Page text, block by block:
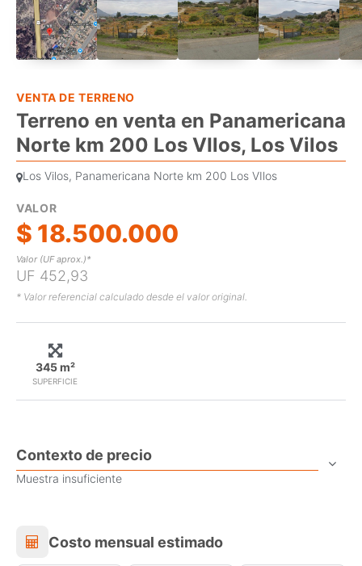
VENTA DE TERRENO
Terreno en venta en Panamericana
Norte km 200 Los VIlos, Los Vilos
Los Vilos, Panamericana Norte km 200 Los VIlos
VALOR
$ 18.500.000
Valor (UF aprox.)*
UF 452,93
* Valor referencial calculado desde el valor original.
SUPERFICIE
345 m²
Contexto de precio
Muestra insuficiente
Costo mensual estimado
Costo mensual estimado